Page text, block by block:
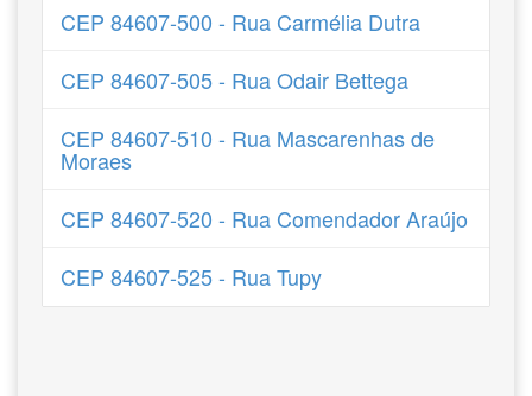
CEP 84607-500 - Rua Carmélia Dutra
CEP 84607-505 - Rua Odair Bettega
CEP 84607-510 - Rua Mascarenhas de
Moraes
CEP 84607-520 - Rua Comendador Araújo
CEP 84607-525 - Rua Tupy